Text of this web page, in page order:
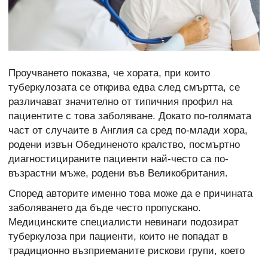
Проучването показва, че хората, при които
туберкулозата се открива едва след смъртта, се
различават значително от типичния профил на
пациентите с това заболяване. Докато по-голямата
част от случаите в Англия са сред по-млади хора,
родени извън Обединеното кралство, посмъртно
диагностицираните пациенти най-често са по-
възрастни мъже, родени във Великобритания.
Според авторите именно това може да е причината
заболяването да бъде често пропускано.
Медицинските специалисти невинаги подозират
туберкулоза при пациенти, които не попадат в
традиционно възприеманите рискови групи, което